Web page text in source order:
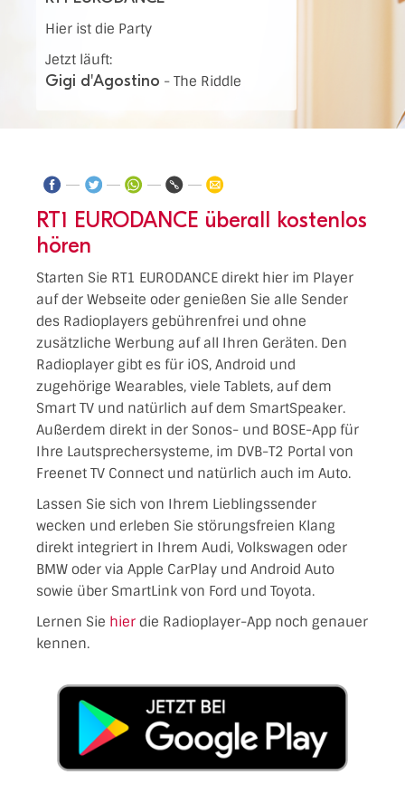
Hier ist die Party
Jetzt läuft:
Gigi d'Agostino - The Riddle
RT1 EURODANCE überall kostenlos
hören
Starten Sie RT1 EURODANCE direkt hier im Player
auf der Webseite oder genießen Sie alle Sender
des Radioplayers gebührenfrei und ohne
zusätzliche Werbung auf all Ihren Geräten. Den
Radioplayer gibt es für iOS, Android und
zugehörige Wearables, viele Tablets, auf dem
Smart TV und natürlich auf dem SmartSpeaker.
Außerdem direkt in der Sonos- und BOSE-App für
Ihre Lautsprechersysteme, im DVB-T2 Portal von
Freenet TV Connect und natürlich auch im Auto.
Lassen Sie sich von Ihrem Lieblingssender
wecken und erleben Sie störungsfreien Klang
direkt integriert in Ihrem Audi, Volkswagen oder
BMW oder via Apple CarPlay und Android Auto
sowie über SmartLink von Ford und Toyota.
Lernen Sie hier die Radioplayer-App noch genauer
kennen.